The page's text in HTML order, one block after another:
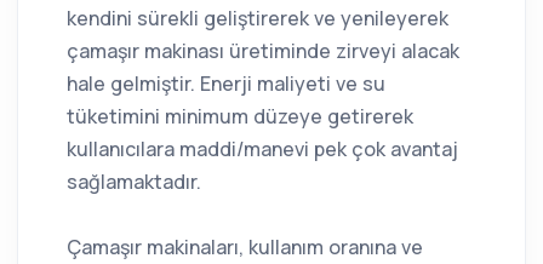
kendini sürekli geliştirerek ve yenileyerek
çamaşır makinası üretiminde zirveyi alacak
hale gelmiştir. Enerji maliyeti ve su
tüketimini minimum düzeye getirerek
kullanıcılara maddi/manevi pek çok avantaj
sağlamaktadır.
Çamaşır makinaları, kullanım oranına ve